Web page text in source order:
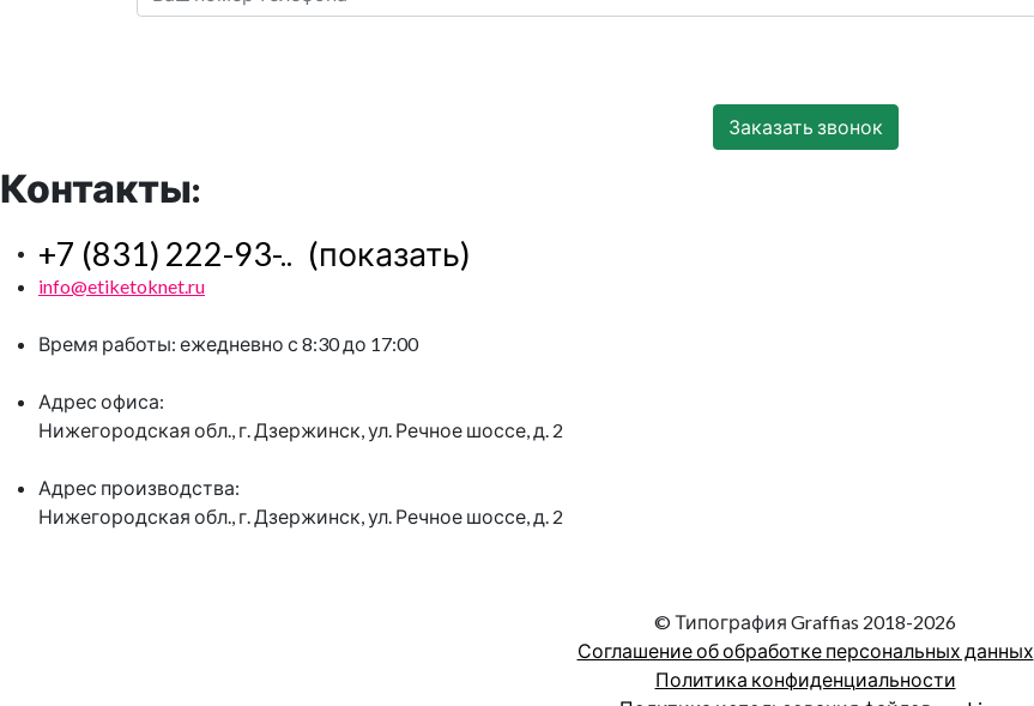
Контакты:
+7 (831) 222-93-.. (показать)
info@etiketoknet.ru
Время работы: ежедневно с 8:30 до 17:00
Адрес офиса:
Нижегородская обл., г. Дзержинск, ул. Речное шоссе, д. 2
Адрес производства:
Нижегородская обл., г. Дзержинск, ул. Речное шоссе, д. 2
© Типография Graffias 2018-2026
Соглашение об обработке персональных данных
Политика конфиденциальности